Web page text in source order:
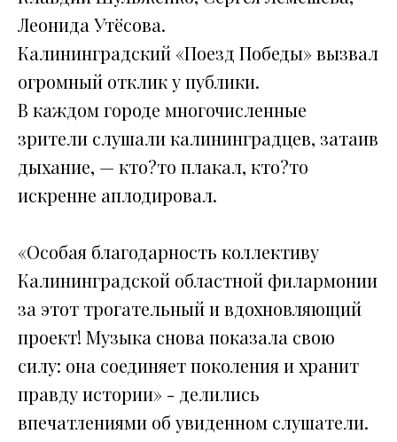
Леонида Утёсова.
Калининградский «Поезд Победы» вызвал
огромный отклик у публики.
В каждом городе многочисленные
зрители слушали калининградцев, затаив
дыхание, — кто?то плакал, кто?то
искренне аплодировал.
«Особая благодарность коллективу
Калининградской областной филармонии
за этот трогательный и вдохновляющий
проект! Музыка снова показала свою
силу: она соединяет поколения и хранит
правду истории» - делились
впечатлениями об увиденном слушатели.